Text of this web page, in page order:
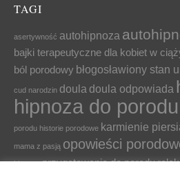
TAGI
asertywność autohipnoza
bajki terapeutyczne dla kobiet w
ból porodowy błogosławiony stan
cud narodzin doula doula odpowiada
hipnoza do porodu
porodu historie porodowe karmienie
mama z pasją opowieści
hipnozą przygotowanie do porodu